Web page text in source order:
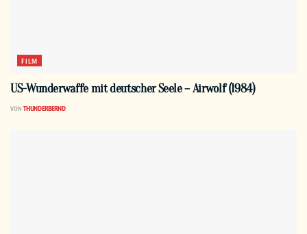
FILM
US-Wunderwaffe mit deutscher Seele – Airwolf (1984)
VON THUNDERBERND